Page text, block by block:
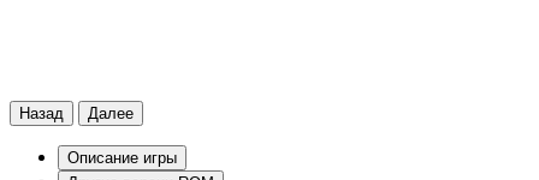
Назад Далее
Описание игры